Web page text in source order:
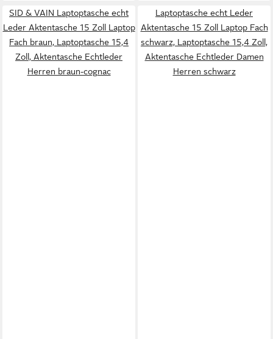
SID & VAIN Laptoptasche echt
Leder Aktentasche 15 Zoll Laptop
Fach braun, Laptoptasche 15,4
Zoll, Aktentasche Echtleder
Herren braun-cognac
Laptoptasche echt Leder
Aktentasche 15 Zoll Laptop Fach
schwarz, Laptoptasche 15,4 Zoll,
Aktentasche Echtleder Damen
Herren schwarz